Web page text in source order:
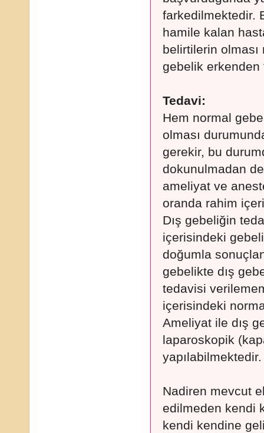
farkedilmektedir.
hamile kalan
belirtilerin olması
gebelik
Tedavi:
Hem normal
olması
gerekir, bu
dokunulmadan
ameliyat ve
oranda rahim
Dış gebeliğin
içerisindeki
doğumla
gebelikte dış
tedavisi
içerisindeki
Ameliyat ile dış
laparoskopik
yapılabilmektedir.
Nadiren mevcut
edilmeden kendi
kendi kendine